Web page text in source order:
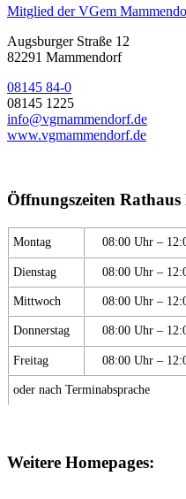
Mitglied der VGem
Augsburger Straße 12
82291 Mammendorf
08145 84-0
08145 1225
info@vgmammendorf.de
www.vgmammendorf.de
Öffnungszeiten
Montag 08:00 Uhr –
Dienstag 08:00 Uhr –
Mittwoch 08:00 Uhr –
Donnerstag 08:00 Uhr –
Freitag 08:00 Uhr –
oder nach Terminabsprache
Weitere Homepages: